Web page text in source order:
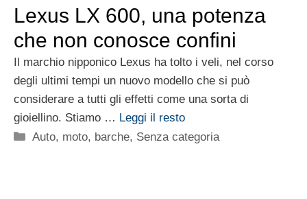
Lexus LX 600, una potenza
che non conosce confini
Il marchio nipponico Lexus ha tolto i veli, nel corso
degli ultimi tempi un nuovo modello che si può
considerare a tutti gli effetti come una sorta di
gioiellino. Stiamo … Leggi il resto
Categorie
Auto, moto, barche, Senza categoria